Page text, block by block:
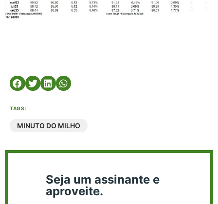
TAGS:
MINUTO DO MILHO
Seja um assinante e
aproveite.